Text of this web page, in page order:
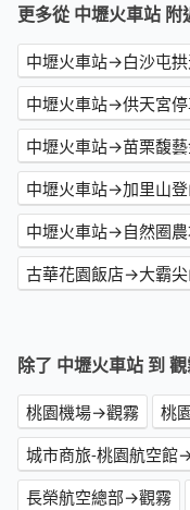
更多從 中壢火車站 附
中壢火車站→白沙屯
中壢火車站→供天宮
中壢火車站→苗栗馥
中壢火車站→加里山
中壢火車站→自然圈
古華花園飯店→大霸
除了 中壢火車站 到
桃園機場→觀霧 桃
城市商旅-桃園航空館
長榮航空總部→觀霧